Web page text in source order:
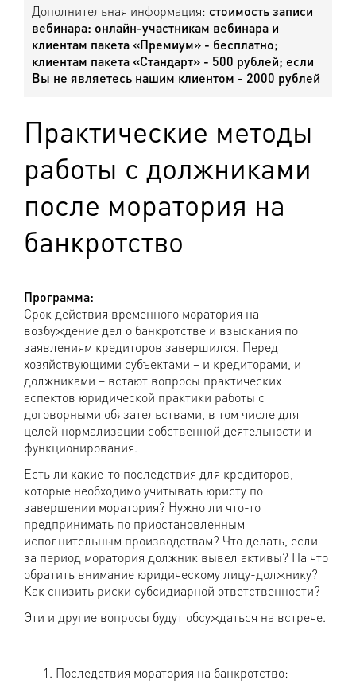
Дополнительная информация: стоимость записи
вебинара: онлайн-участникам вебинара и
клиентам пакета «Премиум» - бесплатно;
клиентам пакета «Стандарт» - 500 рублей; если
Вы не являетесь нашим клиентом - 2000 рублей
Практические методы
работы с должниками
после моратория на
банкротство
Программа:
Срок действия временного моратория на
возбуждение дел о банкротстве и взыскания по
заявлениям кредиторов завершился. Перед
хозяйствующими субъектами – и кредиторами, и
должниками – встают вопросы практических
аспектов юридической практики работы с
договорными обязательствами, в том числе для
целей нормализации собственной деятельности и
функционирования.
Есть ли какие-то последствия для кредиторов,
которые необходимо учитывать юристу по
завершении моратория? Нужно ли что-то
предпринимать по приостановленным
исполнительным производствам? Что делать, если
за период моратория должник вывел активы? На что
обратить внимание юридическому лицу-должнику?
Как снизить риски субсидиарной ответственности?
Эти и другие вопросы будут обсуждаться на встрече.
Последствия моратория на банкротство: